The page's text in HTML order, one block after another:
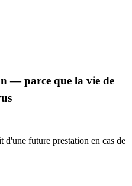
— parce que la vie de
d'une future prestation en cas de